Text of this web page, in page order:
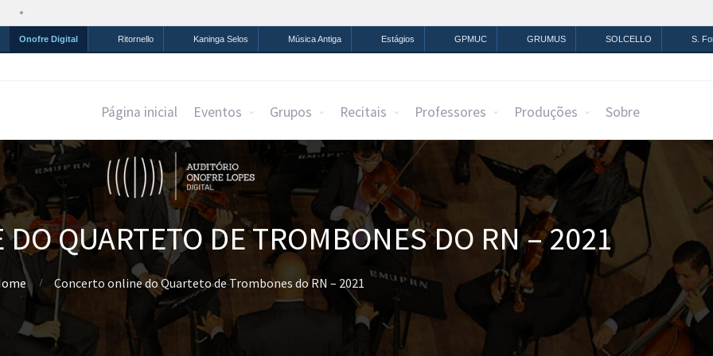
Simplifique!
Comunica BR Participe Acesso à informação Legislação Canais
Onofre Digital Ritornello Kaninga Selos Música Antiga Estágios GPMUC GRUMUS SOLCELLO S.
Página inicial Eventos Grupos Recitais Professores Produções Sobre
QUARTETO DE TROMBONES DO RN – 2021
Concerto online do Quarteto de Trombones do RN – 2021